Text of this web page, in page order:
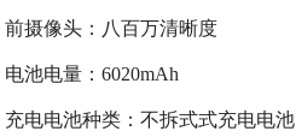
前摄像头：八百万清晰度
电池电量：6020mAh
充电电池种类：不拆式式充电电池